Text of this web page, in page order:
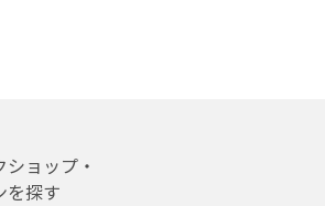
ョップ・
を探す